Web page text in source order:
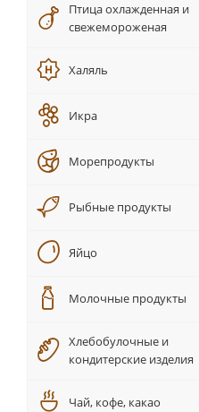
Птица охлажденная и
свежемороженая
Халяль
Икра
Морепродукты
Рыбные продукты
Яйцо
Молочные продукты
Хлебобулочные и
кондитерские изделия
Чай, кофе, какао